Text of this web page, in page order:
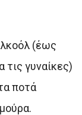
(έως
τις γυναίκες)
ποτά